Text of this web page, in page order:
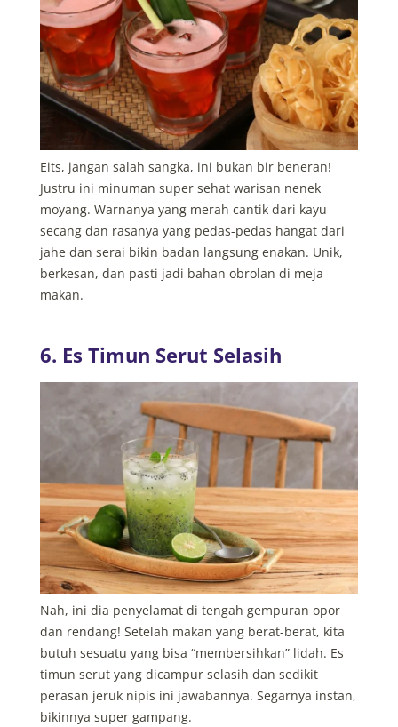
Eits, jangan salah sangka, ini bukan bir beneran!
Justru ini minuman super sehat warisan nenek
moyang. Warnanya yang merah cantik dari kayu
secang dan rasanya yang pedas-pedas hangat dari
jahe dan serai bikin badan langsung enakan. Unik,
berkesan, dan pasti jadi bahan obrolan di meja
makan.
6. Es Timun Serut Selasih
Nah, ini dia penyelamat di tengah gempuran opor
dan rendang! Setelah makan yang berat-berat, kita
butuh sesuatu yang bisa “membersihkan” lidah. Es
timun serut yang dicampur selasih dan sedikit
perasan jeruk nipis ini jawabannya. Segarnya instan,
bikinnya super gampang.